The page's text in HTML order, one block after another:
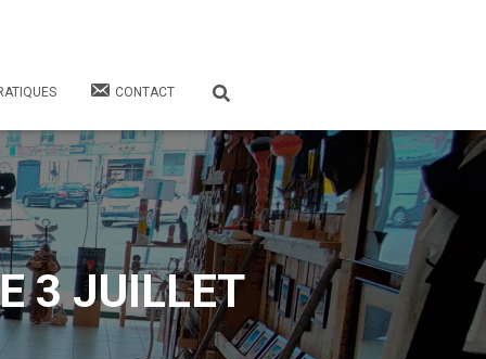
CONTACT
3 JUILLET